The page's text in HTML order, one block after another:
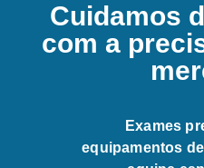
Cuidamos
com a
Exames
equipamentos